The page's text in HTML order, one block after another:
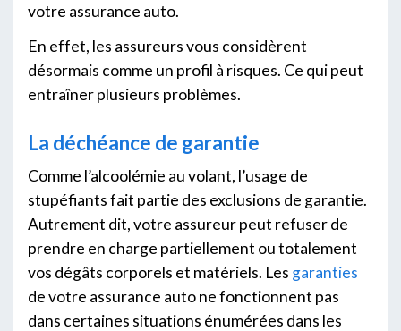
votre assurance auto.
En effet, les assureurs vous considèrent
désormais comme un profil à risques. Ce qui peut
entraîner plusieurs problèmes.
La déchéance de garantie
Comme l’alcoolémie au volant, l’usage de
stupéfiants fait partie des exclusions de garantie.
Autrement dit, votre assureur peut refuser de
prendre en charge partiellement ou totalement
vos dégâts corporels et matériels. Les garanties
de votre assurance auto ne fonctionnent pas
dans certaines situations énumérées dans les